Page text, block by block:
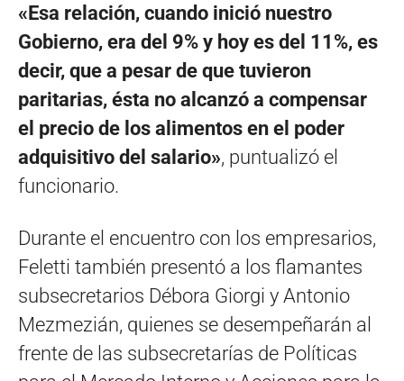
«Esa relación, cuando inició nuestro
Gobierno, era del 9% y hoy es del 11%, es
decir, que a pesar de que tuvieron
paritarias, ésta no alcanzó a compensar
el precio de los alimentos en el poder
adquisitivo del salario», puntualizó el
funcionario.
Durante el encuentro con los empresarios,
Feletti también presentó a los flamantes
subsecretarios Débora Giorgi y Antonio
Mezmezián, quienes se desempeñarán al
frente de las subsecretarías de Políticas